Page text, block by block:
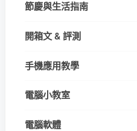
節慶與生活指南
開箱文 & 評測
手機應用教學
電腦小教室
電腦軟體